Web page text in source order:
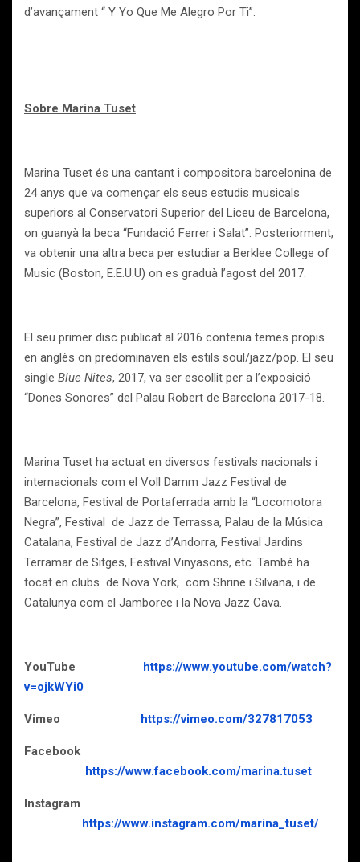
d’avançament “ Y Yo Que Me Alegro Por Ti”.
Sobre Marina Tuset
Marina Tuset és una cantant i compositora barcelonina de
24 anys que va començar els seus estudis musicals
superiors al Conservatori Superior del Liceu de Barcelona,
on guanyà la beca “Fundació Ferrer i Salat”. Posteriorment,
va obtenir una altra beca per estudiar a Berklee College of
Music (Boston, E.E.U.U) on es graduà l’agost del 2017.
El seu primer disc publicat al 2016 contenia temes propis
en anglès on predominaven els estils soul/jazz/pop. El seu
single Blue Nites, 2017, va ser escollit per a l’exposició
“Dones Sonores” del Palau Robert de Barcelona 2017-18.
Marina Tuset ha actuat en diversos festivals nacionals i
internacionals com el Voll Damm Jazz Festival de
Barcelona, Festival de Portaferrada amb la “Locomotora
Negra”, Festival de Jazz de Terrassa, Palau de la Música
Catalana, Festival de Jazz d’Andorra, Festival Jardins
Terramar de Sitges, Festival Vinyasons, etc. També ha
tocat en clubs de Nova York, com Shrine i Silvana, i de
Catalunya com el Jamboree i la Nova Jazz Cava.
YouTube https://www.youtube.com/watch?
v=ojkWYi0
Vimeo https://vimeo.com/327817053
Facebook
https://www.facebook.com/marina.tuset
Instagram
https://www.instagram.com/marina_tuset/